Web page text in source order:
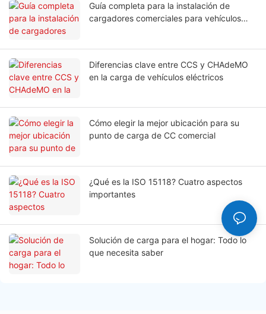
Guía completa para la instalación de
cargadores comerciales para vehículos
Diferencias clave entre CCS y CHAdeMO
en la carga de vehículos eléctricos
Cómo elegir la mejor ubicación para su
punto de carga de CC comercial
¿Qué es la ISO 15118? Cuatro aspectos
importantes
Solución de carga para el hogar: Todo lo
que necesita saber